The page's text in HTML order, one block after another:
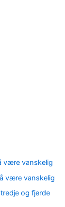
være vanskelig
være vanskelig
og fjerde